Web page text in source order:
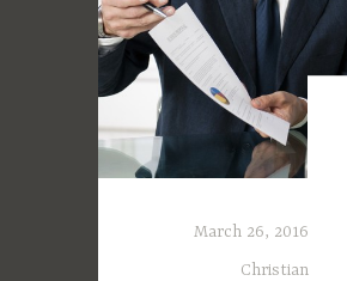
March 26, 2016
Christian